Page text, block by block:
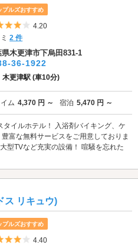
プルズおすすめ
5つ星のうち4
4.20
ミ2 件
県木更津市下烏田831-1
36-1922
木更津駅 (車10分)
ム 4,370 円 ～ 宿泊 5,470 円 ～
イルホテル！ 入浴剤バイキング、ケ
富な無料サービスをご用意しておりま
型TVなど充実の設備！ 喧騒を忘れた
ス リキュウ)
プルズおすすめ
5つ星のうち4
4.40